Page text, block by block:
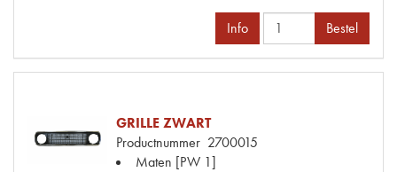
Info Bestel
GRILLE ZWART
Productnummer 2700015
Maten [PW 1]